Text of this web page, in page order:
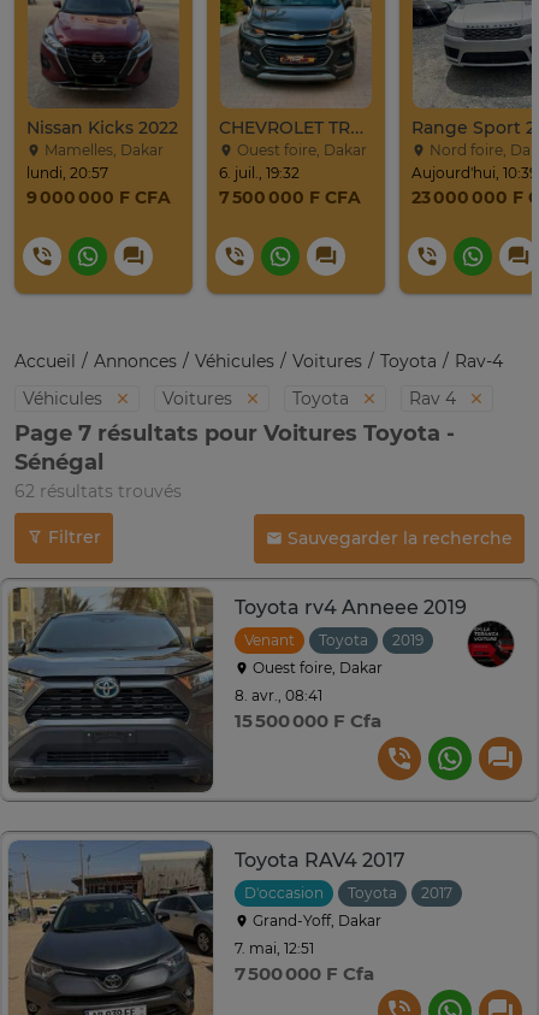
Nissan Kicks 2022
Mamelles, Dakar
lundi, 20:57
9 000 000 F CFA
CHEVROLET TRAX LT 2017
Ouest foire, Dakar
6. juil., 19:32
7 500 000 F CFA
Range Sport
Nord foire,
Aujourd'hui, 10:39
23 000 000 F
Accueil Annonces Véhicules Voitures Toyota
Rav-4
Véhicules
Voitures Toyota Rav 4
Page 7 résultats pour Voitures Toyota -
Sénégal
62 résultats trouvés
Filtrer Sauvegarder la recherche
Toyota rv4 Anneee 2019
Venant Toyota 2019
Ouest foire, Dakar
8. avr., 08:41
15 500 000 F Cfa
Toyota RAV4 2017
D'occasion Toyota 2017
Grand-Yoff, Dakar
7. mai, 12:51
7 500 000 F Cfa